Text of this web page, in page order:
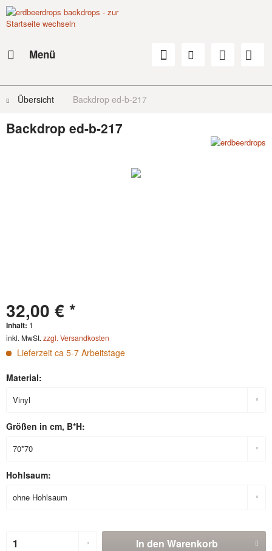
Menü
Übersicht Backdrop ed-b-217
Backdrop ed-b-217
32,00 € *
Inhalt: 1
inkl. MwSt. zzgl. Versandkosten
Lieferzeit ca 5-7 Arbeitstage
Material:
Größen in cm, B*H:
Hohlsaum:
In den Warenkorb